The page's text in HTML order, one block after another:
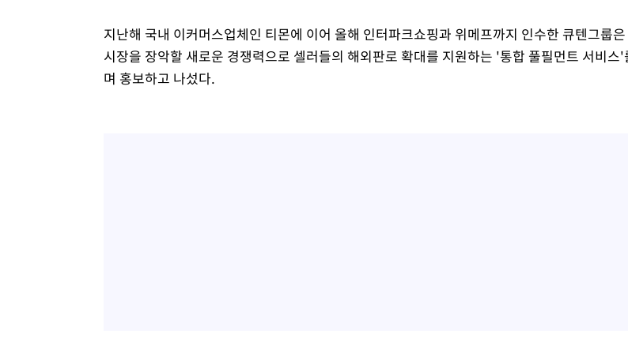
지난해 국내 이커머스업체인 티몬에 이어 올해 인터파크쇼핑과 위메프까지 인수한 큐텐그룹
시장을 장악할 새로운 경쟁력으로 셀러들의 해외판로 확대를 지원하는 '통합 풀필먼트 서비스
며 홍보하고 나섰다.